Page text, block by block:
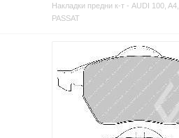
Накладки предни к-т - AUDI 100,
PASSAT